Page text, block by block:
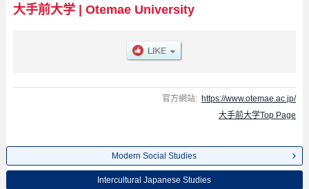
部的不同訊息，以及招收名額、合格人數等考試資訊、設施介紹、聯絡方式等
對外國留學生是必要之訊息都刊載於此，請務必查閱及利用此網站。
大手前大学| Otemae University
官方網站: https://www.otemae.ac.jp/
大手前大学Top Page
Modern Social Studies
Intercultural Japanese Studies